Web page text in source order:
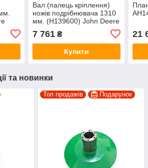
Вал (палець кріплення)
ножів подрібнювача 1310
мм. (H139600) John Deere
7 761₴
Купити
21
та новинки
Топ продажів Подарунок